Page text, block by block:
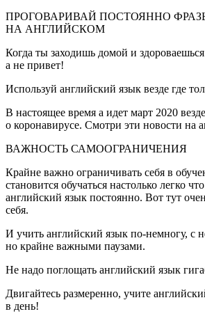
ПРОГОВАРИВАЙ ПОСТОЯННО
НА АНГЛИЙСКОМ
Когда ты заходишь домой и здороваешься
а не привет!
Используй английский язык везде где
В настоящее время а идет март 2020
о коронавирусе. Смотри эти новости на
ВАЖНОСТЬ САМООГРАНИЧЕНИЯ
Крайне важно ограничивать себя в
становится обучаться настолько легко
английский язык постоянно. Вот тут
себя.
И учить английский язык по-немногу, с
но крайне важными паузами.
Не надо поглощать английский язык
Двигайтесь размеренно, учите
в день!